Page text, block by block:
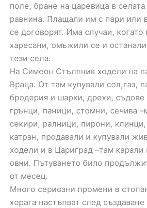
поле, бране на царевица в селата
равнина. Плащали им с пари или
се договорят. Има случаи,
харесани, омъжили се и
тези села.
На Симеон Стълпник ходели на
Враца. От там купували сол,газ,
бродерия и шарки, дрехи, съдове
грънци, паници, стомни, сечива
секири, ралници, пирони,
катран, продавали и купували
ходели и в Цариград –там карали
овни. Пътуването било
от месец.
Много сериозни промени в
хората настъпват след